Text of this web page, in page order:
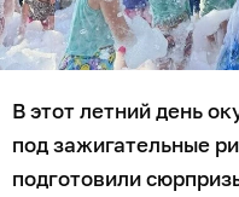
В этот летний день
под зажигательные
подготовили